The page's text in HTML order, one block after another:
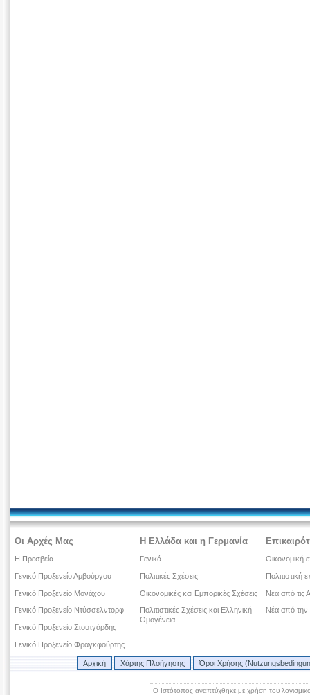
Οι Αρχές Μας
Η Πρεσβεία
Γενικό Προξενείο Αμβούργου
Γενικό Προξενείο Μονάχου
Γενικό Προξενείο Ντύσσελντορφ
Γενικό Προξενείο Στουτγάρδης
Γενικό Προξενείο Φραγκφούρτης
Η Ελλάδα και η Γερμανία
Γενικά
Πολιτικές Σχέσεις
Οικονομικές και Εμπορικές Σχέσεις
Πολιτιστικές Σχέσεις και Ελληνική
Ομογένεια
Οικονομική
Πολιτιστική
Νέα από τις
Νέα από την
Αρχική Χάρτης Πλοήγησης Όροι Χρήσης
Ο Ιστότοπος αναπτύχθηκε με χρήση του